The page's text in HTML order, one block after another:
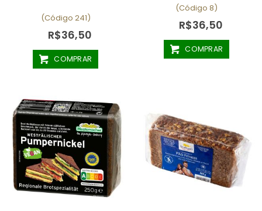
(Código 241)
R$36,50
COMPRAR
(Código 8)
R$36,50
COMPRAR